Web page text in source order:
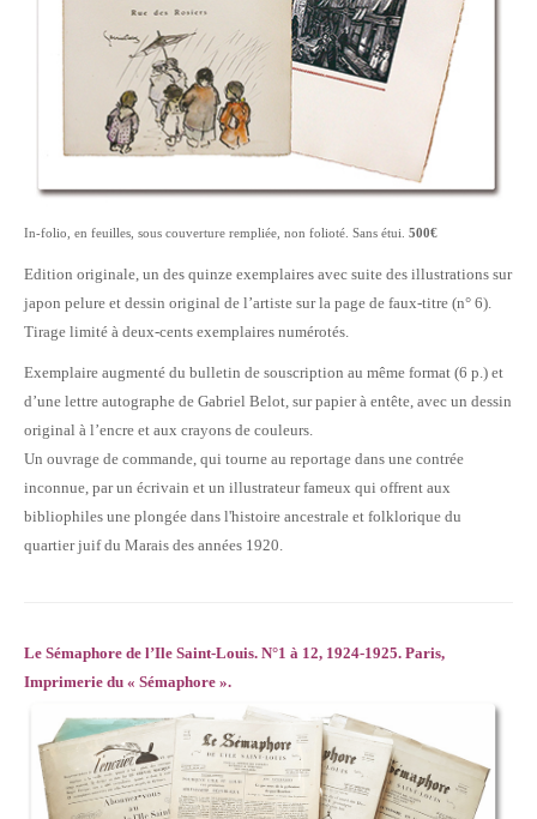
In-folio, en feuilles, sous couverture rempliée, non folioté. Sans étui. 500€
Edition originale, un des quinze exemplaires avec suite des illustrations sur
japon pelure et dessin original de l’artiste sur la page de faux-titre (n° 6).
Tirage limité à deux-cents exemplaires numérotés.
Exemplaire augmenté du bulletin de souscription au même format (6 p.) et
d’une lettre autographe de Gabriel Belot, sur papier à entête, avec un dessin
original à l’encre et aux crayons de couleurs.
Un ouvrage de commande, qui tourne au reportage dans une contrée
inconnue, par un écrivain et un illustrateur fameux qui offrent aux
bibliophiles une plongée dans l'histoire ancestrale et folklorique du
quartier juif du Marais des années 1920.
Le Sémaphore de l’Ile Saint-Louis. N°1 à 12, 1924-1925. Paris,
Imprimerie du « Sémaphore ».